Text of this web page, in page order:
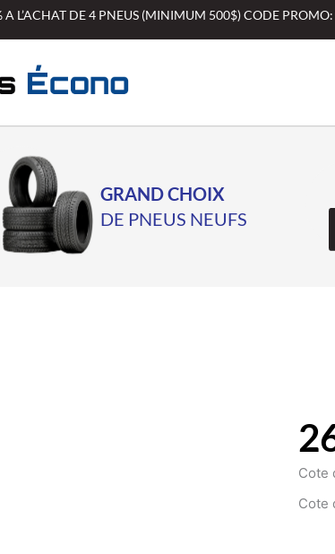
A L’ACHAT DE 4 PNEUS (MINIMUM 500$) CODE
GRAND CHOIX
DE PNEUS NEUFS
Cote
Cote